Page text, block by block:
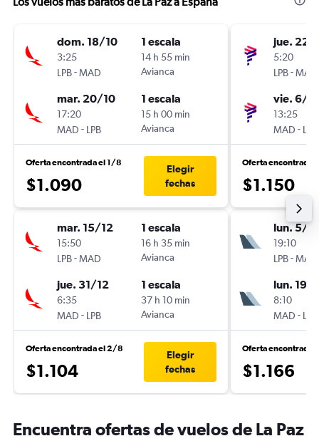
dom. 18/10
3:25
LPB-MAD
1 escala
14 h 55 min
Avianca
mar. 20/10
17:20
MAD - LPB
1 escala
15 h 00 min
Avianca
Oferta encontrada el 1/8
$1.090
Elegir
fechas
mar. 15/12
15:50
LPB-MAD
1 escala
16 h 35 min
Avianca
jue. 31/12
6:35
MAD - LPB
1 escala
37 h 10 min
Avianca
Oferta encontrada el 2/8
$1.104
Elegir
fechas
jue. 22/
5:20
LPB-MAD
vie. 6/11
13:25
MAD - LPB
Oferta encontrada
$1.150
lun. 5/
19:10
LPB-MAD
lun. 19/
8:10
MAD - LPB
Oferta encontrada
$1.166
Encuentra ofertas de vuelos de La Paz